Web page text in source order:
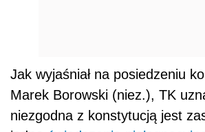
Jak wyjaśniał na posiedzeniu
Marek Borowski (niez.), TK
niezgodna z konstytucją jest